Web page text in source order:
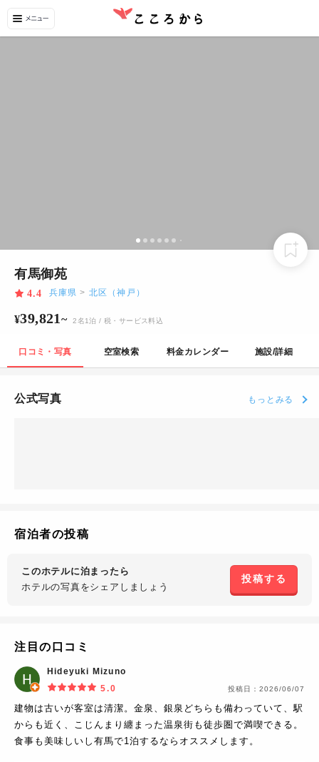
有馬御苑
4.4 兵庫県 > 北区（神戸）
¥39,821 ~ 2名1泊 / 税・サービス料込
口コミ・写真 空室検索 料金カレンダー 施設/詳細
公式写真 もっとみる
宿泊者の投稿
このホテルに泊まったら
ホテルの写真をシェアしましょう
投稿する
注目の口コミ
Hideyuki Mizuno
5.0
投稿日： 2026/06/07
建物は古いが客室は清潔。金泉、銀泉どちらも備わっていて、駅
からも近く、こじんまり纏まった温泉街も徒歩圏で満喫できる。
食事も美味しいし有馬で1泊するならオススメします。